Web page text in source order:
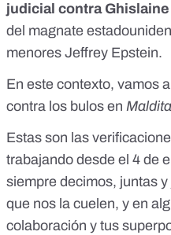
Pharrel Williams Prince
Tarantino Rachel Maddow
Barzana (pilot) Ricardo
Rita Wilson Rob Reiner
Sarah Kellen (assistant)
Jay Z Shelley Harrison
CAS Steven Spielberg
Glazunova C Teala Teala
Tom Hanks Deitsber Tom
(deceased) Victor Salva
https://
Epstein-Docs?s=08 Ο
judicial contra
del magnate
menores Jeffrey Epstein.
En este contexto, vamos
contra los bulos en
Estas son las
trabajando desde el 4 de
siempre decimos, juntas
que nos la cuelen, y en
colaboración y tus